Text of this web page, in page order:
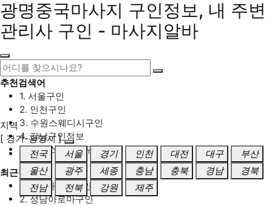
광명중국마사지 구인정보, 내 주변
관리사 구인 - 마사지알바
추천검색어
1. 서울구인
2. 인천구인
3. 수원스웨디시구인
4. 강남구인정보
5. 동탄스웨디시구인
최근검색어
1. 일산마사지구인
2. 성남아로마구인
지역
[ 경기-광명시 ]
전국
서울 경기 인천 대전 대구
부산
울산
광주 세종 충남 충북 경남
경북
전남
전북 강원 제주